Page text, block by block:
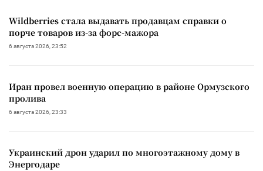
Wildberries стала выдавать продавцам справки о
порче товаров из-за форс-мажора
6 августа 2026, 23:52
Иран провел военную операцию в районе Ормузского
пролива
6 августа 2026, 23:33
Украинский дрон ударил по многоэтажному дому в
Энергодаре